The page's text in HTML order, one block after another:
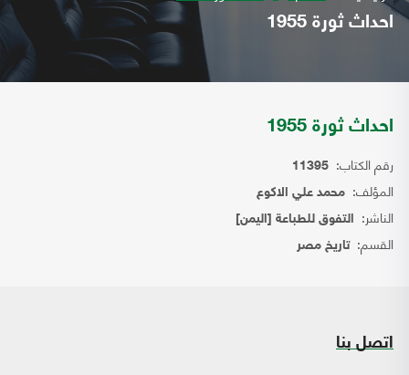
احداث ثورة 1955
احداث ثورة 1955
رقم الكتاب: 11395
المؤلف: محمد علي الاكوع
الناشر: التفوق للطباعة [اليمن]
القسم:تاريخ مصر
اتصل بنا